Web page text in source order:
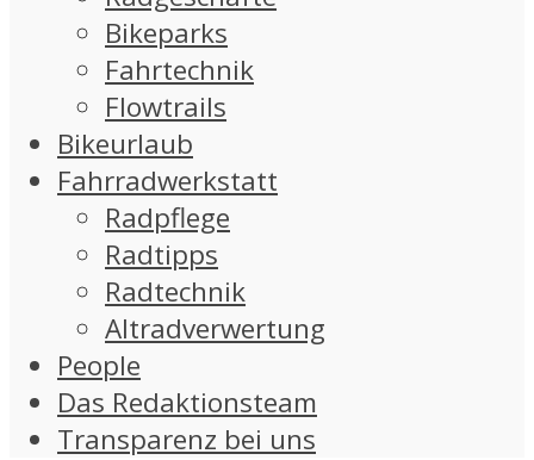
Bikeparks
Fahrtechnik
Flowtrails
Bikeurlaub
Fahrradwerkstatt
Radpflege
Radtipps
Radtechnik
Altradverwertung
People
Das Redaktionsteam
Transparenz bei uns